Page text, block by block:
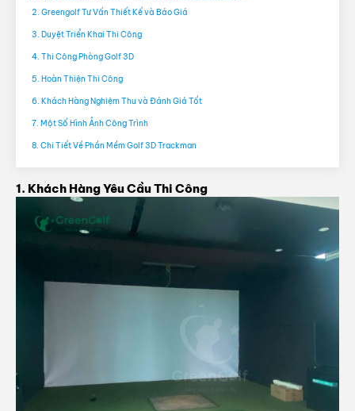
2. Greengolf Tư Vấn Thiết Kế và Báo Giá
3. Duyệt Triển Khai Thi Công
4. Thi Công Phòng Golf 3D
5. Hoàn Thiện Thi Công
6. Khách Hàng Nghiệm Thu và Đánh Giá Tốt
7. Một Số Hình Ảnh Công Trình
8. Chi Tiết Về Phần Mềm Golf 3D Trackman
1. Khách Hàng Yêu Cầu Thi Công